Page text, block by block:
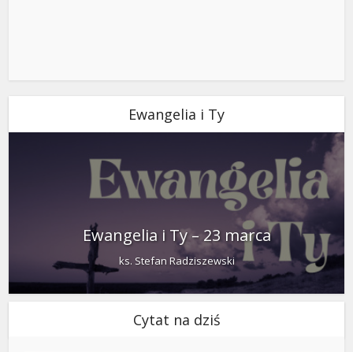
Ewangelia i Ty
Ewangelia i Ty – 23 marca
ks. Stefan Radziszewski
Cytat na dziś